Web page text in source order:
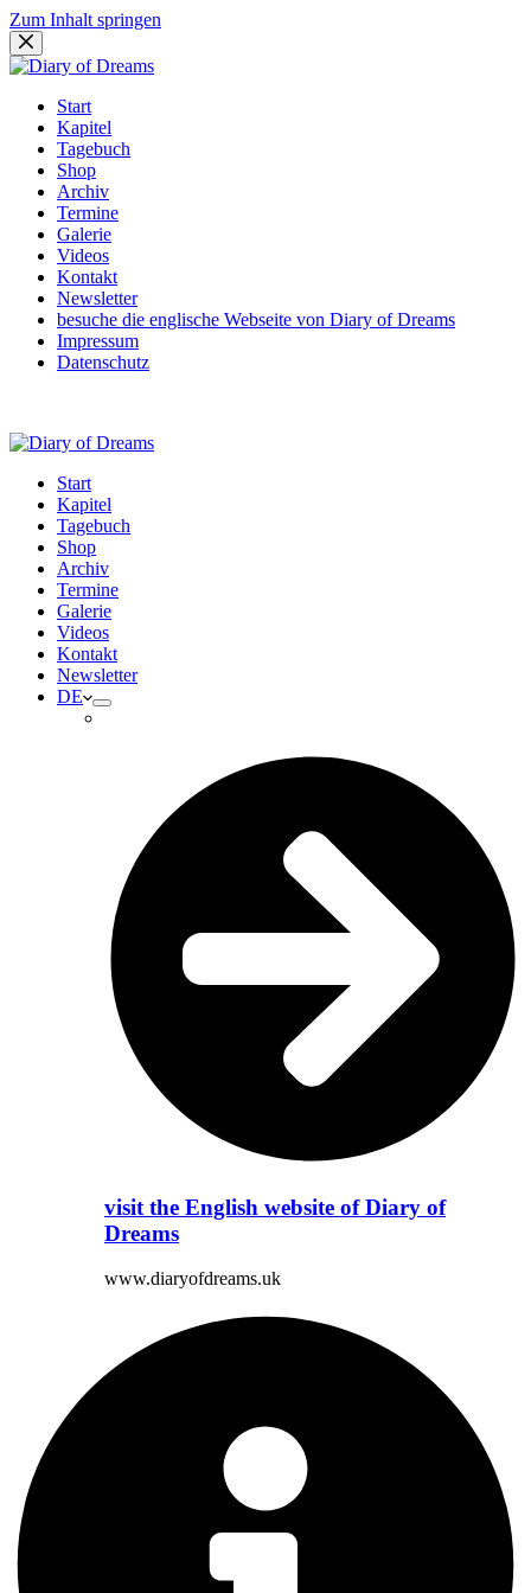
Zum Inhalt springen
Start
Kapitel
Tagebuch
Shop
Archiv
Termine
Galerie
Videos
Kontakt
Newsletter
besuche die englische Webseite von Diary of Dreams
Impressum
Datenschutz
Start
Kapitel
Tagebuch
Shop
Archiv
Termine
Galerie
Videos
Kontakt
Newsletter
DE
visit the English website of Diary of
Dreams
www.diaryofdreams.uk